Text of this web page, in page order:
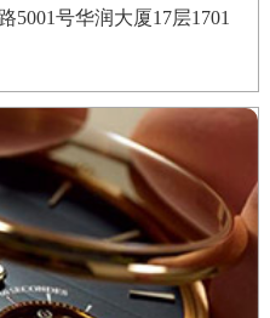
5001号华润大厦17层1701